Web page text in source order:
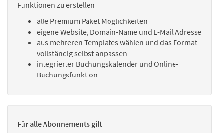
Funktionen zu erstellen
alle Premium Paket Möglichkeiten
eigene Website, Domain-Name und E-Mail Adresse
aus mehreren Templates wählen und das Format
vollständig selbst anpassen
integrierter Buchungskalender und Online-
Buchungsfunktion
Für alle Abonnements gilt